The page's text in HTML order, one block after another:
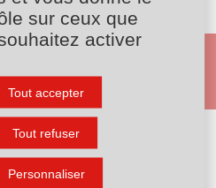
un devis
sur ceux que
activer
Tout accepter
Tout refuser
Personnaliser